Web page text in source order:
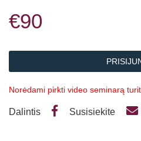
€90
Norėdami pirkti video seminarą
Dalintis Susisiekite